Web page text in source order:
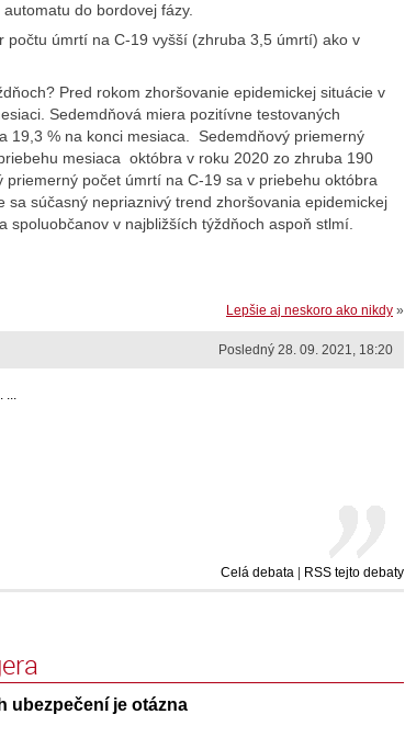
do bordovej fázy.
počtu úmrtí na C-19 vyšší (zhruba 3,5 úmrtí) ako v
Pred rokom zhoršovanie epidemickej situácie v
Sedemdňová miera pozitívne testovaných
19,3 % na konci mesiaca. Sedemdňový priemerný
mesiaca októbra v roku 2020 zo zhruba 190
počet úmrtí na C-19 sa v priebehu októbra
súčasný nepriaznivý trend zhoršovania epidemickej
spoluobčanov v najbližších týždňoch aspoň stlmí.
Lepšie aj neskoro ako nikdy »
Posledný 28. 09. 2021, 18:20
Celá debata | RSS tejto debaty
ubezpečení je otázna